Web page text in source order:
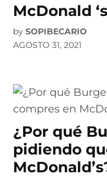
McDonald
by SOPIBECARIO
AGOSTO 31, 2021
¿Por qué
pidiendo